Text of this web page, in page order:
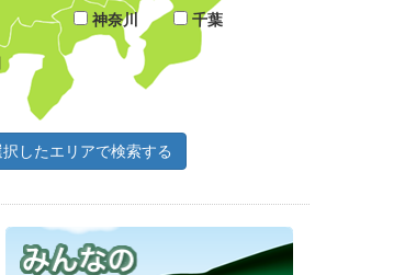
神奈川
千葉